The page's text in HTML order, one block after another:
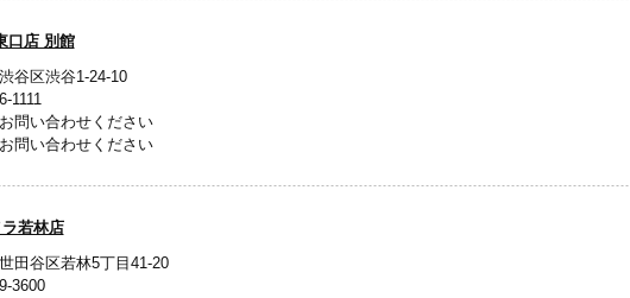
口店 別館
谷区渋谷1-24-10
1111
問い合わせください
問い合わせください
若林店
田谷区若林5丁目41-20
3600